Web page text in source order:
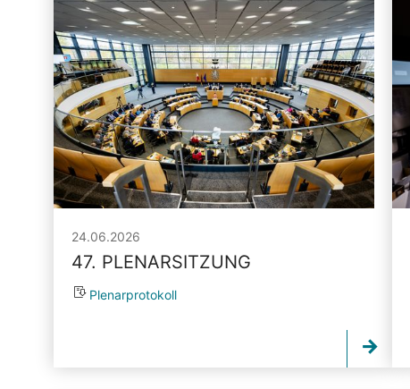
24.06.2026
47. PLENARSITZUNG
Plenarprotokoll